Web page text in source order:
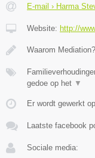
E-mail › Harma
Website: http://
Waarom Mediation?
gedoe op het ▼
Er wordt gewerkt
Laatste facebook
Sociale media: